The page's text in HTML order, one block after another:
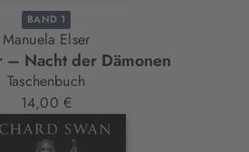
BAND 1
Manuela Elser
– Nacht der Dämonen
Taschenbuch
14,00 €